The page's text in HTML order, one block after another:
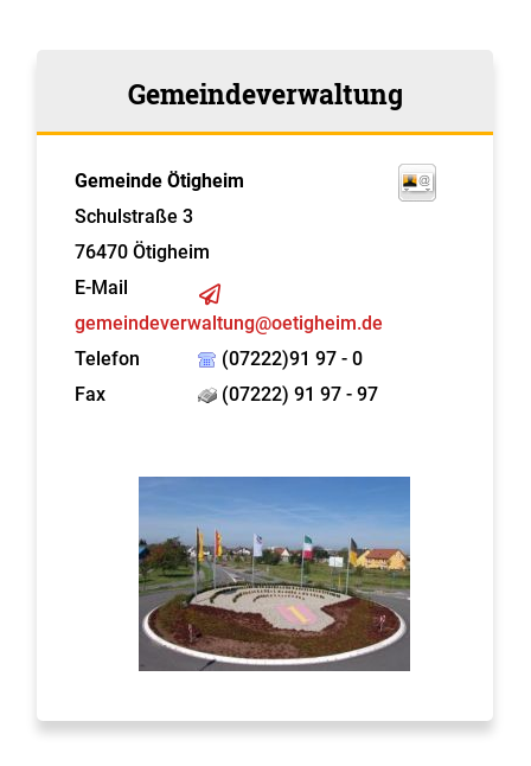
Gemeindeverwaltung
Gemeinde Ötigheim
Schulstraße 3
76470 Ötigheim
E-Mail
gemeindeverwaltung@oetigheim.de
Telefon
(07222)91 97 - 0
Fax
(07222) 91 97 - 97